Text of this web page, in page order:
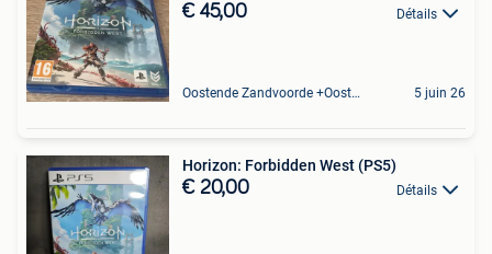
€ 45,00 Détails
Oostende Zandvoorde +Oostende 5 juin 26
Horizon: Forbidden West (PS5)
€ 20,00 Détails